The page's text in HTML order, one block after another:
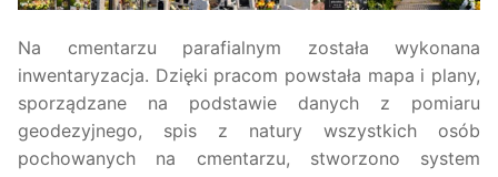
Na cmentarzu parafialnym została wykonana
inwentaryzacja. Dzięki pracom powstała mapa i plany,
sporządzane na podstawie danych z pomiaru
geodezyjnego, spis z natury wszystkich osób
pochowanych na cmentarzu, stworzono system